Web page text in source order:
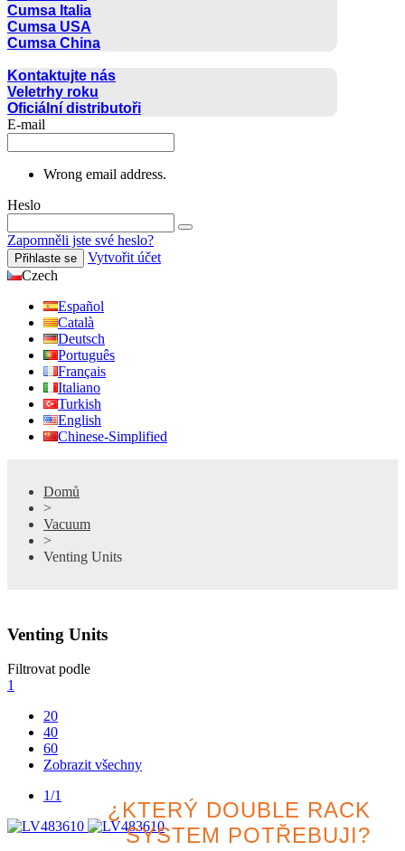
Cumsa Italia
Cumsa USA
Cumsa China
Kontaktujte nás
Veletrhy roku
Oficiální distributoři
E-mail
Wrong email address.
Heslo
Zapomněli jste své heslo?
Přihlaste se
Vytvořit účet
Czech
Español
Català
Deutsch
Português
Français
Italiano
Turkish
English
Chinese-Simplified
Domů
>
Vacuum
>
Venting Units
Venting Units
Filtrovat podle
1
20
40
60
Zobrazit všechny
1/1
¿KTERÝ DOUBLE RACK
SYSTEM POTŘEBUJI?